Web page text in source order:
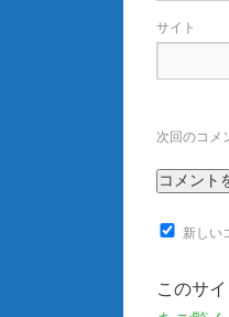
サイト
次回のコメ
新しい
このサ